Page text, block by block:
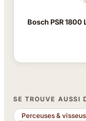
Bosch PSR
SE TROUVE AUSSI
Perceuses &